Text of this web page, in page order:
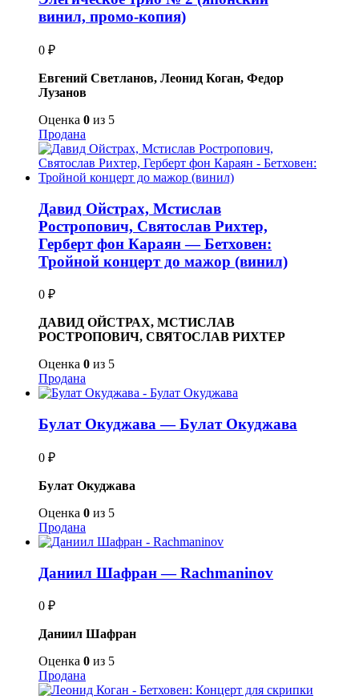
винил, промо-копия)
0 ₽
Евгений Светланов, Леонид Коган, Федор
Лузанов
Оценка 0 из 5
Продана
Давид Ойстрах, Мстислав
Ростропович, Святослав Рихтер,
Герберт фон Караян — Бетховен:
Тройной концерт до мажор (винил)
0 ₽
ДАВИД ОЙСТРАХ, МСТИСЛАВ
РОСТРОПОВИЧ, СВЯТОСЛАВ РИХТЕР
Оценка 0 из 5
Продана
Булат Окуджава — Булат Окуджава
0 ₽
Булат Окуджава
Оценка 0 из 5
Продана
Даниил Шафран — Rachmaninov
0 ₽
Даниил Шафран
Оценка 0 из 5
Продана